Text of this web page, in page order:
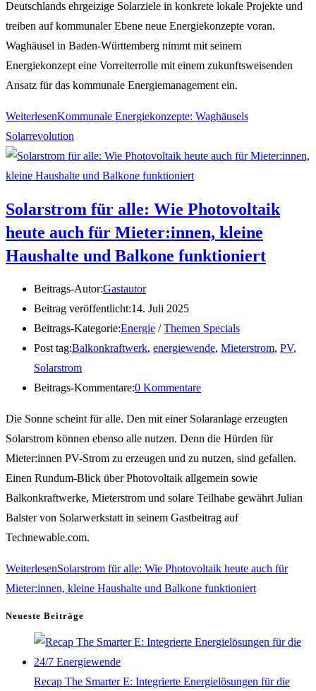
Deutschlands ehrgeizige Solarziele in konkrete lokale Projekte und
treiben auf kommunaler Ebene neue Energiekonzepte voran.
Waghäusel in Baden-Württemberg nimmt mit seinem
Energiekonzept eine Vorreiterrolle mit einem zukunftsweisenden
Ansatz für das kommunale Energiemanagement ein.
WeiterlesenKommunale Energiekonzepte: Waghäusels
Solarrevolution
Solarstrom für alle: Wie Photovoltaik
heute auch für Mieter:innen, kleine
Haushalte und Balkone funktioniert
Beitrags-Autor:Gastautor
Beitrag veröffentlicht:14. Juli 2025
Beitrags-Kategorie:Energie / Themen Specials
Post tag:Balkonkraftwerk, energiewende, Mieterstrom, PV,
Solarstrom
Beitrags-Kommentare:0 Kommentare
Die Sonne scheint für alle. Den mit einer Solaranlage erzeugten
Solarstrom können ebenso alle nutzen. Denn die Hürden für
Mieter:innen PV-Strom zu erzeugen und zu nutzen, sind gefallen.
Einen Rundum-Blick über Photovoltaik allgemein sowie
Balkonkraftwerke, Mieterstrom und solare Teilhabe gewährt Julian
Balster von Solarwerkstatt in seinem Gastbeitrag auf
Technewable.com.
WeiterlesenSolarstrom für alle: Wie Photovoltaik heute auch für
Mieter:innen, kleine Haushalte und Balkone funktioniert
Neueste Beiträge
Recap The Smarter E: Integrierte Energielösungen für die